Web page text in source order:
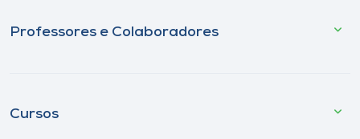
Professores e Colaboradores
Cursos